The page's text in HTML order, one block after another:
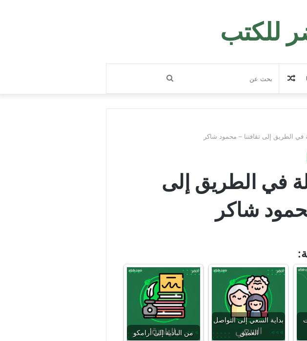
للكتب
بحث
عن
مقال
عشوائي
في الطريق إلى ثقافتنا – محمود شاكر
في الطريق إلى
شاكر
من البادية إلى أرامكو
بداية السعي إلى التواصل
العميق